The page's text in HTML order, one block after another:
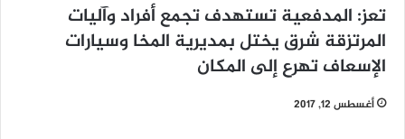
تعز: المدفعية تستهدف تجمع أفراد وآليات
المرتزقة شرق يختل بمديرية المخا وسيارات
الإسعاف تهرع إلى المكان
أغسطس 12, 2017